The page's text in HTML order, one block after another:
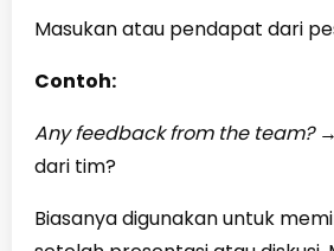
Masukan atau pendapat dari
Contoh:
Any feedback from the team? →
dari tim?
Biasanya digunakan untuk